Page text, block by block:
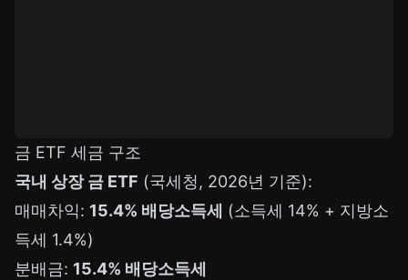
금 ETF 세금 구조
국내 상장 금 ETF (국세청, 2026년 기준):
매매차익: 15.4% 배당소득세 (소득세 14% + 지방소
득세 1.4%)
분배금: 15.4% 배당소득세